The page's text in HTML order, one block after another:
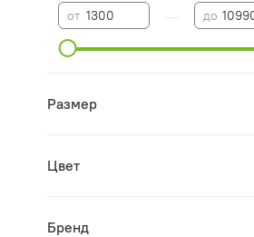
от до
Размер
Цвет
Бренд